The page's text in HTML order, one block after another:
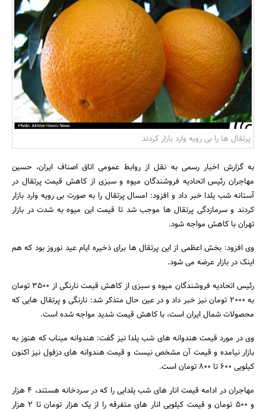
بانک، بیمه و سرمایه
مسکن و ساختمان
جستجو
پرتقال ها را بی رویه وارد بازار کردند
به گزارش اخبار رسمی به نقل از روابط عمومی اتاق اصناف ایران، حسین
مهاجران رئیس اتحادیه فروشندگان میوه و سبزی از کاهش قیمت پرتقال در
آستانه شب یلدا خبر داد و افزود: امسال پرتقال را به صورت بی رویه وارد بازار
کردند و سرمازدگی پرتقال ها موجب شد تا قیمت این میوه به شدت در بازار
تهران با کاهش مواجه شود.
وی افزود: بخش اعظمی از این پرتقال ها برای ذخیره ایام عید نوروز بود که هم
اینک در بازار عرضه می شود.
رئیس اتحادیه فروشندگان میوه و سبزی از کاهش قیمت نارنگی از 3500 تومان
به 2000 تومان نیز خبر داد و در عین حال متذکر شد: نارنگی و پرتقال هایی که
محصولات شمال ایران است، با کاهش قیمت شدید مواجه شده است.
وی در مورد قیمت هندوانه های شب یلدا نیز گفت: هندوانه میناب که هنوز به
بازار نیامده و قیمت آن مشخص نیست و قیمت هندوانه های دزفول نیز اکنون
کیلویی 600 تا 800 تومان است.
مهاجران در ادامه قیمت انار های شب یلدایی را که در سردخانه هستند، 4 هزار
و 500 تومان و قیمت کیلویی انار های متفرقه را از یک هزار تومان تا 2 هزار